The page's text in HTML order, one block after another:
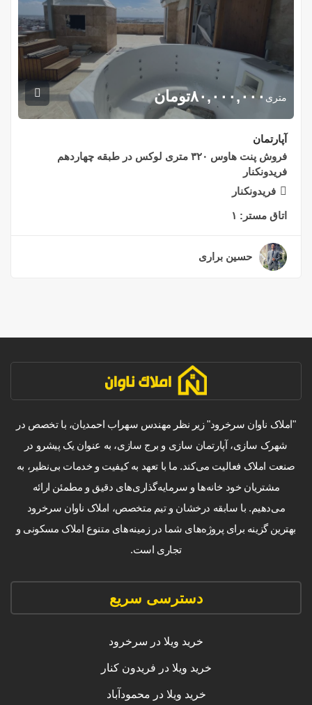
متری ۸۰,۰۰۰,۰۰۰تومان
آپارتمان
فروش پنت هاوس ۳۲۰ متری لوکس در طبقه چهاردهم
فریدونکنار
فریدونکنار
اتاق مستر: ۱
حسین براری
"املاک ناوان سرخرود" زیر نظر مهندس سهراب احمدیان، با تخصص در
شهرک سازی، آپارتمان سازی و برج سازی، به عنوان یک پیشرو در
صنعت املاک فعالیت می‌کند. ما با تعهد به کیفیت و خدمات بی‌نظیر، به
مشتریان خود خانه‌ها و سرمایه‌گذاری‌های دقیق و مطمئن ارائه
می‌دهیم. با سابقه درخشان و تیم متخصص، املاک ناوان سرخرود
بهترین گزینه برای پروژه‌های شما در زمینه‌های متنوع املاک مسکونی و
تجاری است.
دسترسی سریع
خرید ویلا در سرخرود
خرید ویلا در فریدون کنار
خرید ویلا در محمودآباد